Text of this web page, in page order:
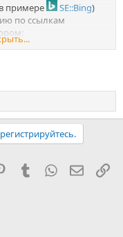
примере SE::Bing)
по ссылкам
хэш, в котором будем
PinterestTumblr WhatsApp